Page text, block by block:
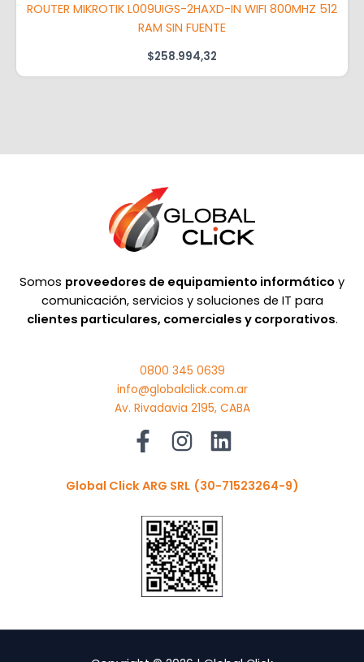
ROUTER MIKROTIK L009UIGS-2HAXD-IN WIFI 800MHZ 512
RAM SIN FUENTE
$258.994,32
Somos proveedores de equipamiento informático y
comunicación, servicios y soluciones de IT para
clientes particulares, comerciales y corporativos.
0800 345 0639
info@globalclick.com.ar
Av. Rivadavia 2195, CABA
Global Click ARG SRL (30-71523264-9)